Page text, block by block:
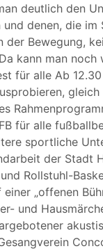
deutlich den
und denen, die
der Bewegung,
kann man
für alle Ab
für alle
sportliche
der Stadt
Rollstuhl-
einer „offenen
und